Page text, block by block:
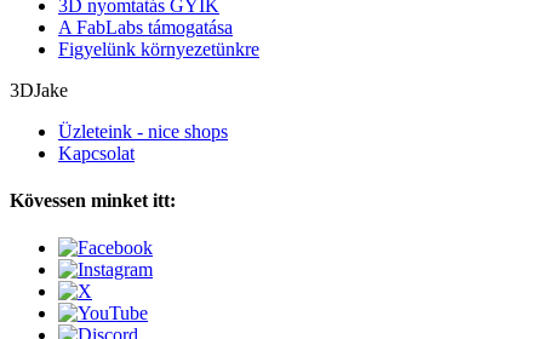
3D nyomtatás GYIK
A FabLabs támogatása
Figyelünk környezetünkre
3DJake
Üzleteink - nice shops
Kapcsolat
Kövessen minket itt: